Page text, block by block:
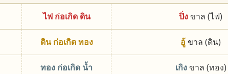
ไฟ ก่อเกิด ดิน ปิ่งขาล (ไฟ)
ดิน ก่อเกิด ทอง อู้ขาล (ดิน)
ทอง ก่อเกิด น้ำ เกิงขาล (ทอง)